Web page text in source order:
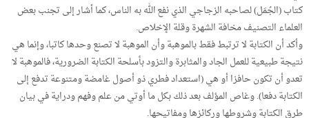
كتاب (الجُمَل) لصاحبه الزجاجي الذي نفع الله به الناس، كما أشار إلى تجنب بعض
العلماء التصنيف مخافة الشهرة وقلة الإخلاص.
وأكد أن الكتابة لا ترتبط فقط بالموهبة وأن الموهبة لا تصنع وحدها كاتبا، وإنما هي
نتيجة طبيعية للعمل الجاد والمثابرة والتزود بأسلحة الكتابة الضرورية، فالموهبة لا
تعدو أن تكون حافزا أو هي (استعداد فطري ذو أصول غامضة ومتنوعة تدفع إلى
الكتابة دفعا). وغاص المؤلف بعد ذلك بكل ما أوتي من علم وفهم ودراية في بيان
طرق الكتابة وشروطها وركائزها ومفاتيحها.